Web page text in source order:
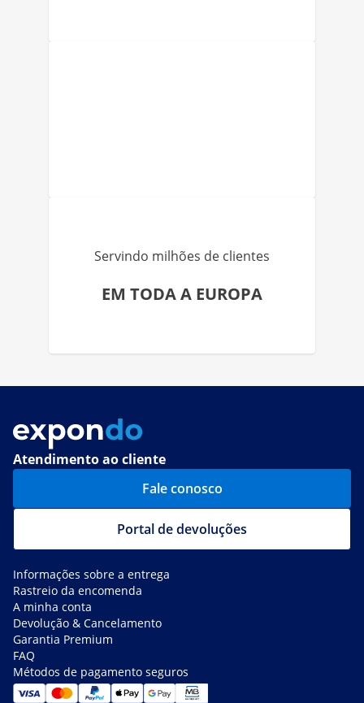
Servindo milhões de clientes
EM TODA A EUROPA
Atendimento ao cliente
Fale conosco
Portal de devoluções
Informações sobre a entrega
Rastreio da encomenda
A minha conta
Devolução & Cancelamento
Garantia Premium
FAQ
Métodos de pagamento seguros